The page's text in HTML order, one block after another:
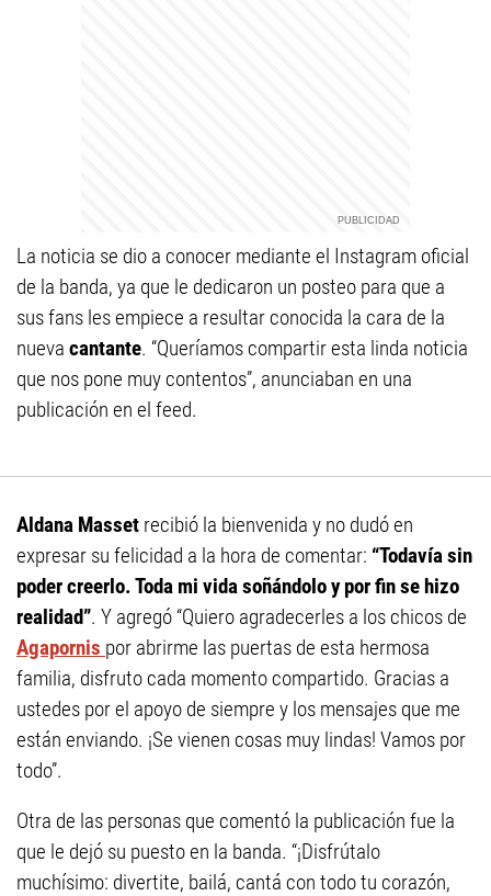
La noticia se dio a conocer mediante el Instagram oficial
de la banda, ya que le dedicaron un posteo para que a
sus fans les empiece a resultar conocida la cara de la
nueva cantante. “Queríamos compartir esta linda noticia
que nos pone muy contentos”, anunciaban en una
publicación en el feed.
Aldana Masset recibió la bienvenida y no dudó en
expresar su felicidad a la hora de comentar: “Todavía sin
poder creerlo. Toda mi vida soñándolo y por fin se hizo
realidad”. Y agregó “Quiero agradecerles a los chicos de
Agapornis por abrirme las puertas de esta hermosa
familia, disfruto cada momento compartido. Gracias a
ustedes por el apoyo de siempre y los mensajes que me
están enviando. ¡Se vienen cosas muy lindas! Vamos por
todo”.
Otra de las personas que comentó la publicación fue la
que le dejó su puesto en la banda. “¡Disfrútalo
muchísimo: divertite, bailá, cantá con todo tu corazón,